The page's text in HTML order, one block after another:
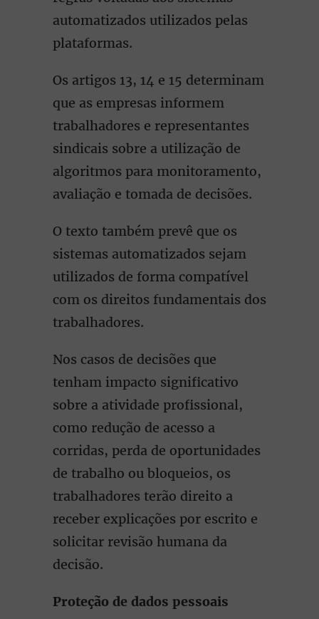
automatizados utilizados pelas
plataformas.
Os artigos 13, 14 e 15 determinam
que as empresas informem
trabalhadores e representantes
sindicais sobre a utilização de
algoritmos para monitoramento,
avaliação e tomada de decisões.
O texto também prevê que os
sistemas automatizados sejam
utilizados de forma compatível
com os direitos fundamentais dos
trabalhadores.
Nos casos de decisões que
tenham impacto significativo
sobre a atividade profissional,
como redução de acesso a
corridas, perda de oportunidades
de trabalho ou bloqueios, os
trabalhadores terão direito a
receber explicações por escrito e
solicitar revisão humana da
decisão.
Proteção de dados pessoais